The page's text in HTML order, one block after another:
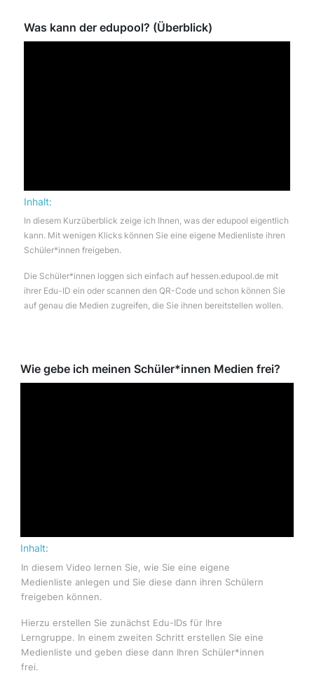
Was kann der edupool? (Überblick)
Inhalt:
In diesem Kurzüberblick zeige ich Ihnen, was der edupool eigentlich
kann. Mit wenigen Klicks können Sie eine eigene Medienliste ihren
Schüler*innen freigeben.
Die Schüler*innen loggen sich einfach auf hessen.edupool.de mit
ihrer Edu-ID ein oder scannen den QR-Code und schon können Sie
auf genau die Medien zugreifen, die Sie ihnen bereitstellen wollen.
Wie gebe ich meinen Schüler*innen Medien frei?
Inhalt:
In diesem Video lernen Sie, wie Sie eine eigene
Medienliste anlegen und Sie diese dann ihren Schülern
freigeben können.
Hierzu erstellen Sie zunächst Edu-IDs für Ihre
Lerngruppe. In einem zweiten Schritt erstellen Sie eine
Medienliste und geben diese dann Ihren Schüler*innen
frei.